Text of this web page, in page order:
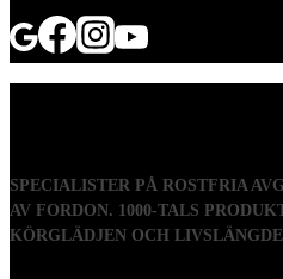
SPECIALISTER PÅ ROSTFRIA
AV FORDON. 1000-TALS
KÖRGLÄDJEN OCH